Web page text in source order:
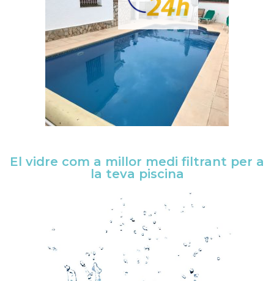
El vidre com a millor medi filtrant per a
la teva piscina